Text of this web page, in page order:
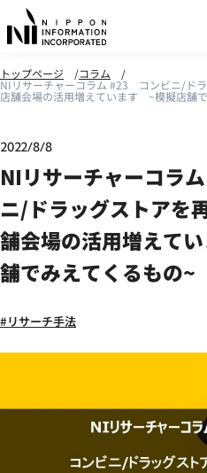
トップページ コラム
NIリサーチャーコラム #23 コンビニ/ド
店舗会場の活用増えています ~模擬店舗
2022/8/8
NIリサーチャーコラ
ニ/ドラッグストアを
舗会場の活用増えて
舗でみえてくるもの~
リサーチ手法